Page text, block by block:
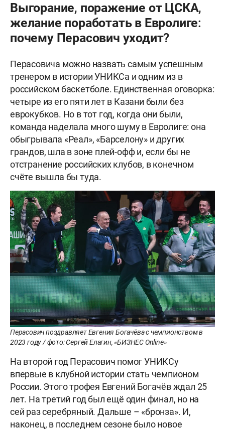
Выгорание, поражение от ЦСКА,
желание поработать в Евролиге:
почему Перасович уходит?
Перасовича можно назвать самым успешным
тренером в истории УНИКСа и одним из в
российском баскетболе. Единственная оговорка:
четыре из его пяти лет в Казани были без
еврокубков. Но в тот год, когда они были,
команда наделала много шуму в Евролиге: она
обыгрывала «Реал», «Барселону» и других
грандов, шла в зоне плей-офф и, если бы не
отстранение российских клубов, в конечном
счёте вышла бы туда.
Перасович поздравляет Евгения Богачёва с чемпионством в
2023 году / фото: Сергей Елагин, «БИЗНЕС Online»
На второй год Перасович помог УНИКСу
впервые в клубной истории стать чемпионом
России. Этого трофея Евгений Богачёв ждал 25
лет. На третий год был ещё один финал, но на
сей раз серебряный. Дальше – «бронза». И,
наконец, в последнем сезоне было новое